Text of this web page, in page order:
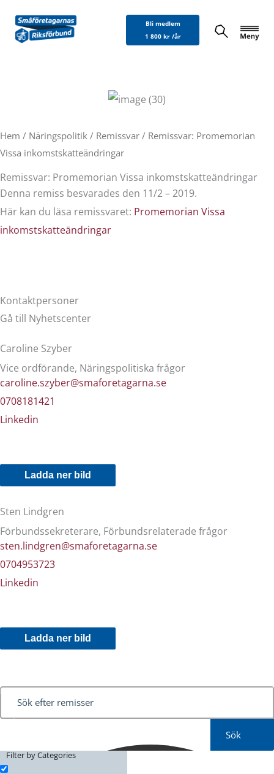
innehåll
Bli medlem
1 800 kr /år
Hem / Näringspolitik / Remissvar / Remissvar: Promemorian
Vissa inkomstskatteändringar
Remissvar: Promemorian Vissa inkomstskatteändringar
Denna remiss besvarades den 11/2 – 2019.
Här kan du läsa remissvaret: Promemorian Vissa
inkomstskatteändringar
Kontaktpersoner
Gå till Nyhetscenter
Caroline Szyber
Vice ordförande, Näringspolitiska frågor
caroline.szyber@smaforetagarna.se
0708181421
Linkedin
Ladda ner bild
Sten Lindgren
Förbundssekreterare, Förbundsrelaterade frågor
sten.lindgren@smaforetagarna.se
0704953723
Linkedin
Ladda ner bild
Sök
Filter by Categories